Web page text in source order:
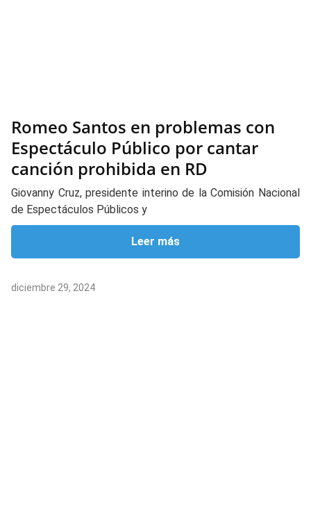
Romeo Santos en problemas con
Espectáculo Público por cantar
canción prohibida en RD
Giovanny Cruz, presidente interino de la Comisión Nacional
de Espectáculos Públicos y
Leer más
diciembre 29, 2024